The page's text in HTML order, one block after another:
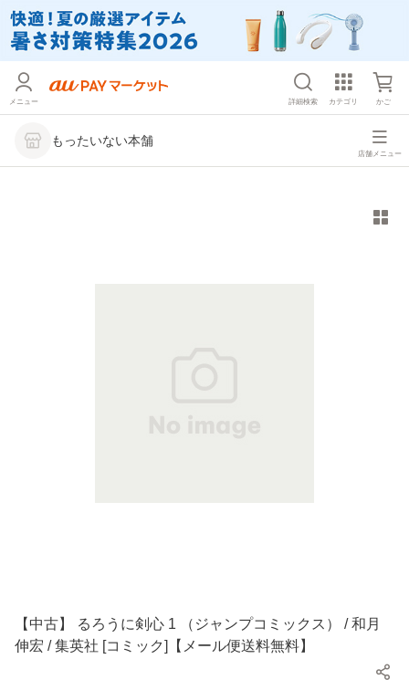
メニュー 詳細検索 カテゴリ かご
もったいない本舗
店舗メニュー
【中古】 るろうに剣心 1 （ジャンプコミックス） / 和月
伸宏 / 集英社 [コミック]【メール便送料無料】